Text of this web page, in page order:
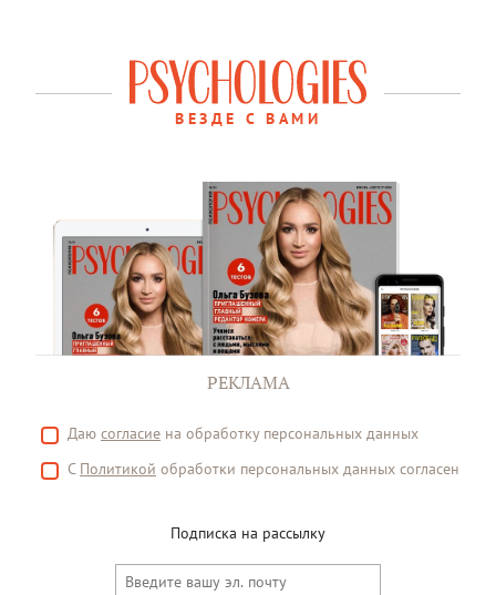
ВЕЗДЕ С ВАМИ
РЕКЛАМА
Даю согласие на обработку персональных данных
С Политикой обработки персональных данных согласен
Подписка на рассылку